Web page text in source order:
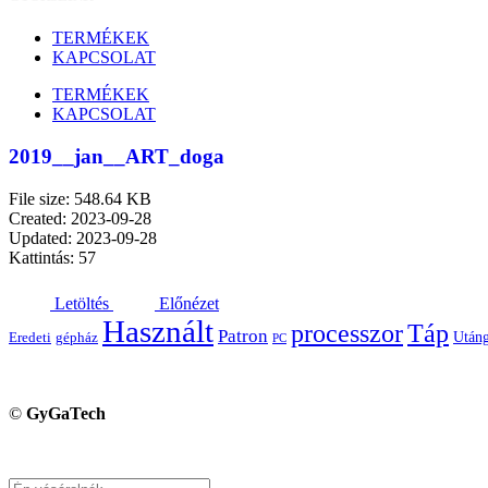
TERMÉKEK
KAPCSOLAT
TERMÉKEK
KAPCSOLAT
2019__jan__ART_doga
File size: 548.64 KB
Created: 2023-09-28
Updated: 2023-09-28
Kattintás: 57
Letöltés Előnézet
Eredeti gépház Használt Patron PC processzorTáp
© GyGaTech